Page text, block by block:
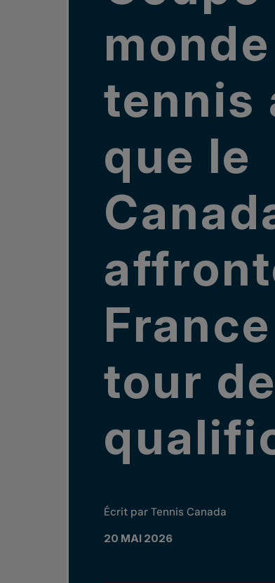
tennis
que le
tour
Écrit par Tennis Canada
20 MAI 2026